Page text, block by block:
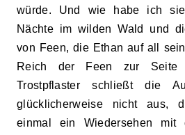
würde. Und wie habe ich
Nächte im wilden Wald und
von Feen, die Ethan auf all
Reich der Feen zur Seite
Trostpflaster schließt die
glücklicherweise nicht aus,
einmal ein Wiedersehen mit